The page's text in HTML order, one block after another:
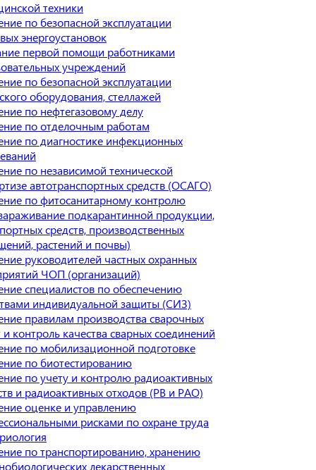
техники
по безопасной эксплуатации
энергоустановок
первой помощи работниками
учреждений
по безопасной эксплуатации
оборудования, стеллажей
по нефтегазовому делу
по отделочным работам
по диагностике инфекционных
по независимой технической
автотранспортных средств (ОСАГО)
по фитосанитарному контролю
подкарантинной продукции,
средств, производственных
растений и почвы)
руководителей частных охранных
ЧОП (организаций)
специалистов по обеспечению
индивидуальной защиты (СИЗ)
правилам производства сварочных
и контроль качества сварных соединений
по мобилизационной подготовке
по биотестированию
по учету и контролю радиоактивных
и радиоактивных отходов (РВ и РАО)
оценке и управлению
рисками по охране труда
по транспортированию, хранению
лекарственных